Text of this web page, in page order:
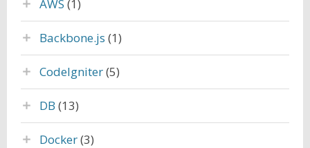
AWS (1)
Backbone.js (1)
CodeIgniter(5)
DB (13)
Docker(3)